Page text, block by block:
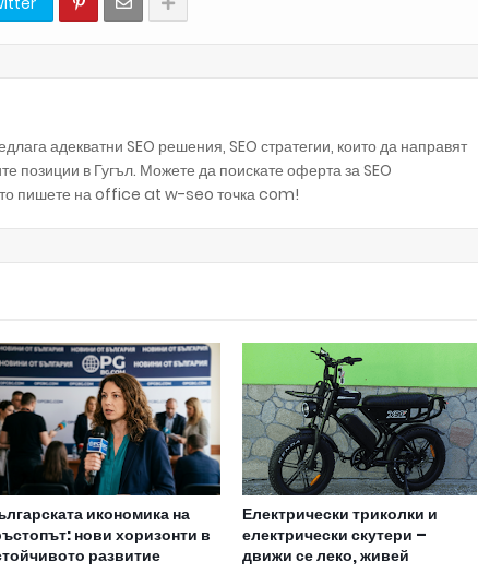
адекватни SEO решения, SEO стратегии, които да направят
позиции в Гугъл. Можете да поискате оферта за SEO
пишете на office at w-seo точка com!
икономика на
нови хоризонти в
развитие
Електрически триколки и
електрически скутери –
движи се леко, живей